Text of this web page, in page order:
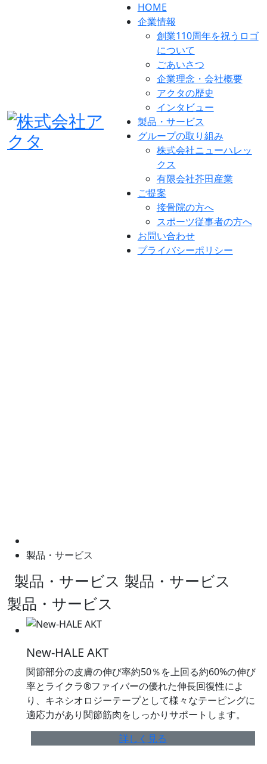
HOME
企業情報
創業110周年を祝うロゴ
について
ごあいさつ
企業理念・会社概要
アクタの歴史
インタビュー
製品・サービス
グループの取り組み
株式会社ニューハレッ
クス
有限会社芥田産業
ご提案
接骨院の方へ
スポーツ従事者の方へ
お問い合わせ
プライバシーポリシー
製品・サービス
製品・サービス 製品・サービス
製品・サービス
New-HALE AKT
関節部分の皮膚の伸び率約50％を上回る約60%の伸び
率とライクラ®ファイバーの優れた伸長回復性によ
り、キネシオロジーテープとして様々なテーピングに
適応力があり関節筋肉をしっかりサポートします。
詳しく見る